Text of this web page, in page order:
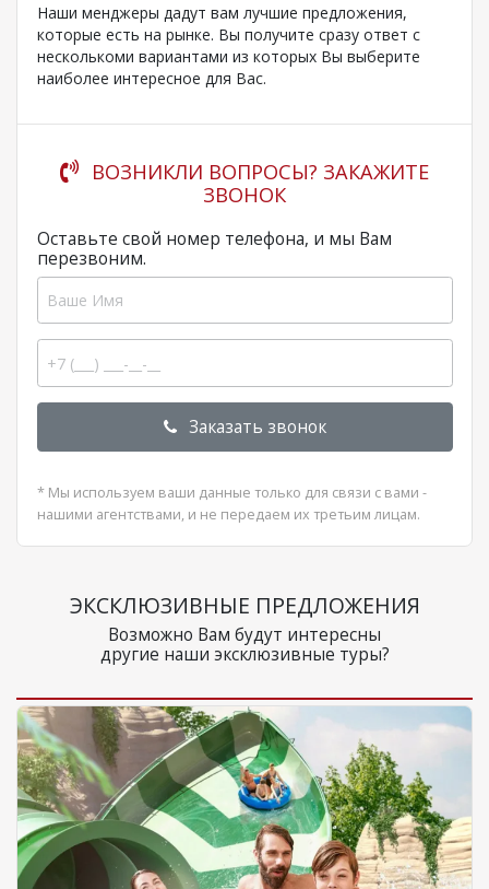
Наши менджеры дадут вам лучшие предложения,
которые есть на рынке. Вы получите сразу ответ с
несколькоми вариантами из которых Вы выберите
наиболее интересное для Вас.
ВОЗНИКЛИ ВОПРОСЫ? ЗАКАЖИТЕ
ЗВОНОК
Оставьте свой номер телефона, и мы Вам
перезвоним.
Заказать звонок
* Мы используем ваши данные только для связи с вами -
нашими агентствами, и не передаем их третьим лицам.
ЭКСКЛЮЗИВНЫЕ ПРЕДЛОЖЕНИЯ
Возможно Вам будут интересны
другие наши эксклюзивные туры?